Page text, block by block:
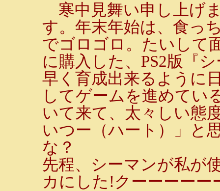
寒中見舞い申し上げ
す。年末年始は、食っ
でゴロゴロ。たいして
に購入した、PS2版『
早く育成出来るように
してゲームを進めてい
いて来て、太々しい態
いつー（ハート）」と
な？
先程、シーマンが私が
カにした!クーーーーー